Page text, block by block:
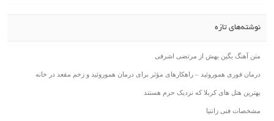
نوشته‌های تازه
متن آهنگ بگین بهش از مرتضی اشرفی
درمان فوری هموروئید – راهکارهای مؤثر برای درمان هموروئید و زخم مقعد در خانه
بهترین هتل های کربلا که نزدیک حرم هستند
مشخصات فنی زانتیا